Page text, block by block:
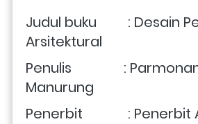
Judul buku         : Desain
Arsitektural
Penulis               :
Manurung
Penerbit             : Penerbit